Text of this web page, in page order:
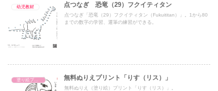
幼児教材 点つなぎ 恐竜（29）フクイティタン
点つなぎ「恐竜（29）フクイティタン（Fukuititan）」。1から80
までの数字の学習、運筆の練習ができる。
塗り絵プリント 無料ぬりえプリント「りす（リス）」
無料ぬりえ（塗り絵）プリント「りす（リス）」。